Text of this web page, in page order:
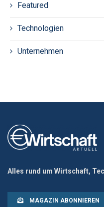
Featured
Technologien
Unternehmen
Alles rund um Wirtschaft,
MAGAZIN ABONNIEREN